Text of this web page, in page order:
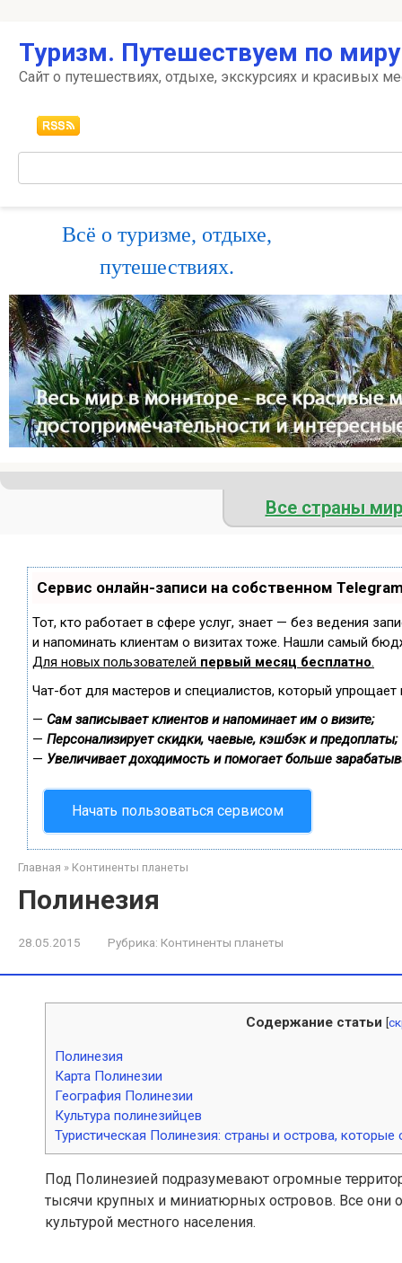
контенту
Туризм. Путешествуем по
Сайт о путешествиях, отдыхе, экскурсиях и красивых
Всё о туризме, отдыхе,
путешествиях.
Все страны
Сервис онлайн-записи на собственном
Тот, кто работает в сфере услуг, знает — без ведения
и напоминать клиентам о визитах тоже. Нашли самый
Для новых пользователей первый месяц бесплатно.
Чат-бот для мастеров и специалистов, который упрощает
— Сам записывает клиентов и напоминает им о визите;
— Персонализирует скидки, чаевые, кэшбэк и предоплаты;
— Увеличивает доходимость и помогает больше
Начать пользоваться сервисом
Главная » Континенты планеты
Полинезия
28.05.2015 Рубрика: Континенты планеты
Содержание статьи [
Полинезия
Карта Полинезии
География Полинезии
Культура полинезийцев
Туристическая Полинезия: страны и острова,
Под Полинезией подразумевают огромные
тысячи крупных и миниатюрных островов. Все они
культурой местного населения.